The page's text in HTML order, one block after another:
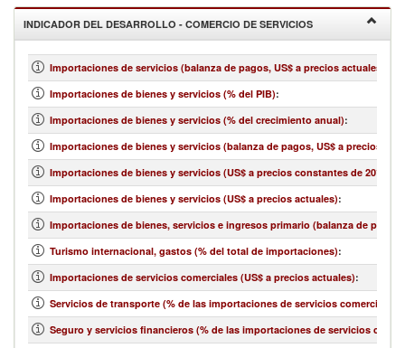
INDICADOR DEL DESARROLLO - COMERCIO DE SERVICIOS
Importaciones de servicios (balanza de pagos, US$ a precios actuales)
Importaciones de bienes y servicios (% del PIB):
Importaciones de bienes y servicios (% del crecimiento anual):
Importaciones de bienes y servicios (balanza de pagos, US$ a precios
Importaciones de bienes y servicios (US$ a precios constantes de 2010)
Importaciones de bienes y servicios (US$ a precios actuales):
Importaciones de bienes, servicios e ingresos primario (balanza de
Turismo internacional, gastos (% del total de importaciones):
Importaciones de servicios comerciales (US$ a precios actuales):
Servicios de transporte (% de las importaciones de servicios comerciales)
Seguro y servicios financieros (% de las importaciones de servicios